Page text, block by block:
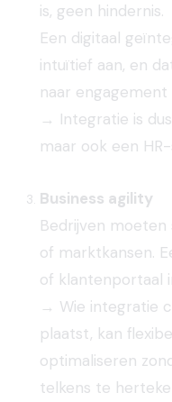
is, geen hindernis.
Een digitaal
intuïtief aan, en
naar
→ Integratie is dus
maar ook een HR-
Business agility
Bedrijven moeten
of marktkansen.
of klantenportaal
→ Wie integratie
plaatst, kan
optimaliseren
telkens te